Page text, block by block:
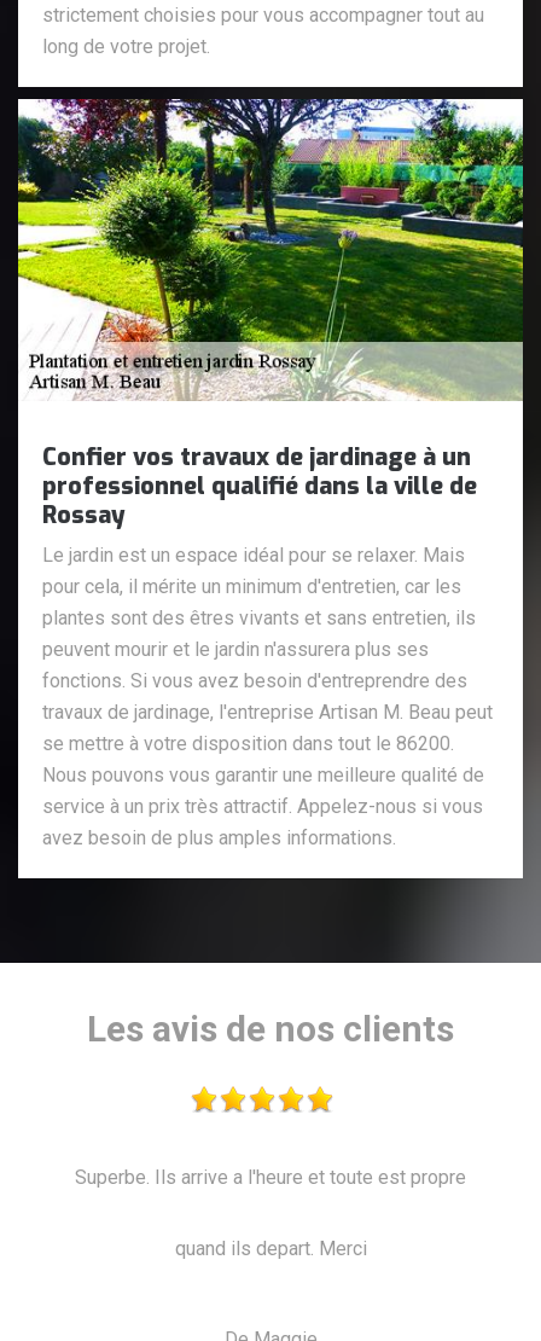
strictement choisies pour vous accompagner tout au
long de votre projet.
Confier vos travaux de jardinage à un
professionnel qualifié dans la ville de
Rossay
Le jardin est un espace idéal pour se relaxer. Mais
pour cela, il mérite un minimum d'entretien, car les
plantes sont des êtres vivants et sans entretien, ils
peuvent mourir et le jardin n'assurera plus ses
fonctions. Si vous avez besoin d'entreprendre des
travaux de jardinage, l'entreprise Artisan M. Beau peut
se mettre à votre disposition dans tout le 86200.
Nous pouvons vous garantir une meilleure qualité de
service à un prix très attractif. Appelez-nous si vous
avez besoin de plus amples informations.
Les avis de nos clients
Intervention rapide -Travail soigné - Chantier
impeccable en fin de taille. Tout a été fait en temps